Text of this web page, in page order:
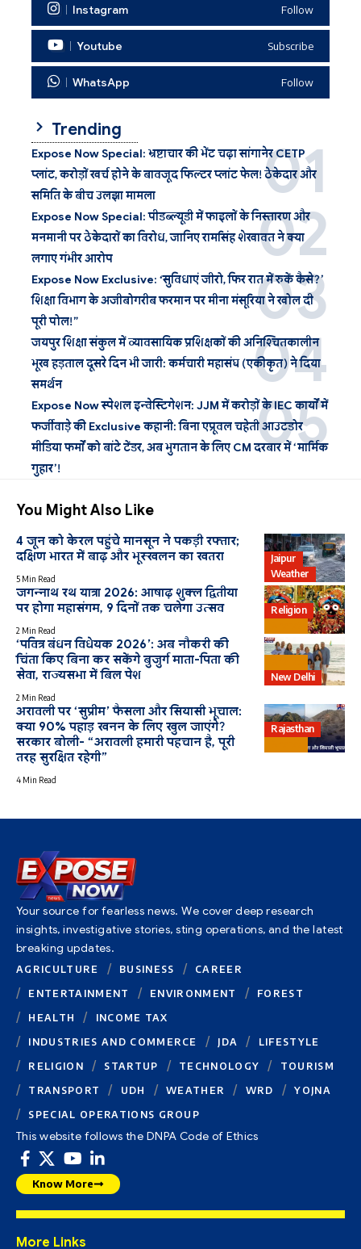
Instagram Follow
Youtube Subscribe
WhatsApp Follow
Trending
Expose Now Special: भ्रष्टाचार की भेंट चढ़ा सांगानेर CETP
प्लांट, करोड़ों खर्च होने के बावजूद फिल्टर प्लांट फेल! ठेकेदार और
समिति के बीच उलझा मामला
Expose Now Special: पीडब्ल्यूडी में फाइलों के निस्तारण और
मनमानी पर ठेकेदारों का विरोध, जानिए रामसिंह शेखावत ने क्या
लगाए गंभीर आरोप
Expose Now Exclusive: ‘सुविधाएं जीरो, फिर रात में रुकें कैसे?’
शिक्षा विभाग के अजीबोगरीब फरमान पर मीना मंसूरिया ने खोल दी
पूरी पोल!”
जयपुर शिक्षा संकुल में व्यावसायिक प्रशिक्षकों की अनिश्चितकालीन
भूख हड़ताल दूसरे दिन भी जारी: कर्मचारी महासंघ (एकीकृत) ने दिया
समर्थन
Expose Now स्पेशल इन्वेस्टिगेशन: JJM में करोड़ों के IEC कार्यों में
फर्जीवाड़े की Exclusive कहानी: बिना एप्रूवल चहेती आउटडोर
मीडिया फर्मों को बांटे टेंडर, अब भुगतान के लिए CM दरबार में ‘मार्मिक
गुहार’!
You Might Also Like
Jaipur
Weather
4 जून को केरल पहुंचे मानसून ने पकड़ी रफ्तार;
दक्षिण भारत में बाढ़ और भूस्खलन का खतरा
5 Min Read
Religion
जगन्नाथ रथ यात्रा 2026: आषाढ़ शुक्ल द्वितीया
पर होगा महासंगम, 9 दिनों तक चलेगा उत्सव
2 Min Read
New Delhi
‘पवित्र बंधन विधेयक 2026’: अब नौकरी की
चिंता किए बिना कर सकेंगे बुजुर्ग माता-पिता की
सेवा, राज्यसभा में बिल पेश
2 Min Read
Rajasthan
अरावली पर ‘सुप्रीम’ फैसला और सियासी भूचाल:
क्या 90% पहाड़ खनन के लिए खुल जाएंगे?
सरकार बोली- “अरावली हमारी पहचान है, पूरी
तरह सुरक्षित रहेगी”
4 Min Read
Your source for fearless news. We cover deep research
insights, investigative stories, sting operations, and the latest
breaking updates.
AGRICULTURE BUSINESS
CAREER
ENTERTAINMENT
ENVIRONMENT
FOREST
HEALTH
INCOME TAX
INDUSTRIES AND COMMERCE
JDA
LIFESTYLE
RELIGION
STARTUP TECHNOLOGY
TOURISM
TRANSPORT
UDH WEATHER WRD
YOJNA
SPECIAL OPERATIONS GROUP
This website follows the DNPA Code of Ethics
Know More
More Links